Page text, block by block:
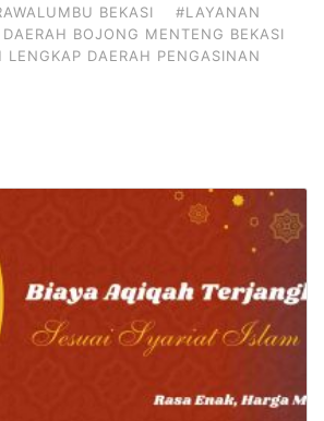
BEKASI
#LAYANAN
BOJONG MENTENG BEKASI
DAERAH PENGASINAN